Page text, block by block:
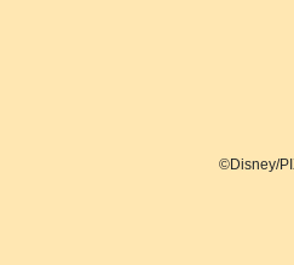
©Disney/